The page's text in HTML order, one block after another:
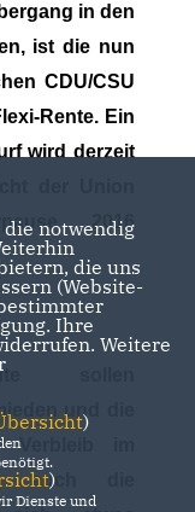
in den
ist die nun
CDU/CSU
Rente. Ein
wird derzeit
der Union
2016
sollen
und die
im
auch die
die notwendig
die uns
(Website-
Ihre
Weitere
)
)
Dienste und